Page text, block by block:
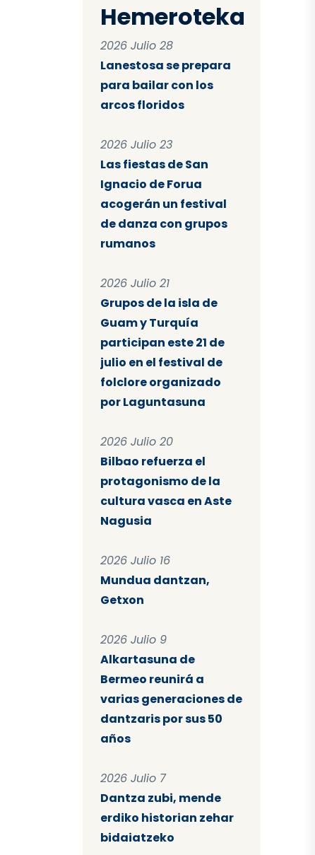
Hemeroteka
2026 Julio 28
Lanestosa se prepara
para bailar con los
arcos floridos
2026 Julio 23
Las fiestas de San
Ignacio de Forua
acogerán un festival
de danza con grupos
rumanos
2026 Julio 21
Grupos de la isla de
Guam y Turquía
participan este 21 de
julio en el festival de
folclore organizado
por Laguntasuna
2026 Julio 20
Bilbao refuerza el
protagonismo de la
cultura vasca en Aste
Nagusia
2026 Julio 16
Mundua dantzan,
Getxon
2026 Julio 9
Alkartasuna de
Bermeo reunirá a
varias generaciones de
dantzaris por sus 50
años
2026 Julio 7
Dantza zubi, mende
erdiko historian zehar
bidaiatzeko